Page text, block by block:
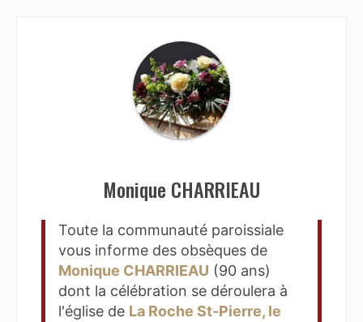
Monique CHARRIEAU
Toute la communauté paroissiale
vous informe des obsèques de
Monique CHARRIEAU (90 ans)
dont la célébration se déroulera à
l'église de La Roche St-Pierre, le